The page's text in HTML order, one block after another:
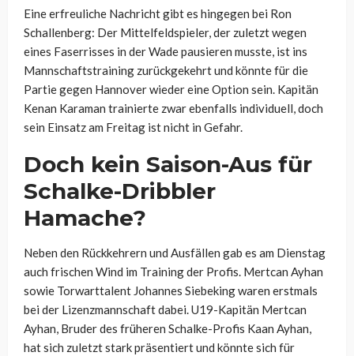
Eine erfreuliche Nachricht gibt es hingegen bei Ron
Schallenberg: Der Mittelfeldspieler, der zuletzt wegen
eines Faserrisses in der Wade pausieren musste, ist ins
Mannschaftstraining zurückgekehrt und könnte für die
Partie gegen Hannover wieder eine Option sein. Kapitän
Kenan Karaman trainierte zwar ebenfalls individuell, doch
sein Einsatz am Freitag ist nicht in Gefahr.
Doch kein Saison-Aus für
Schalke-Dribbler
Hamache?
Neben den Rückkehrern und Ausfällen gab es am Dienstag
auch frischen Wind im Training der Profis. Mertcan Ayhan
sowie Torwarttalent Johannes Siebeking waren erstmals
bei der Lizenzmannschaft dabei. U19-Kapitän Mertcan
Ayhan, Bruder des früheren Schalke-Profis Kaan Ayhan,
hat sich zuletzt stark präsentiert und könnte sich für